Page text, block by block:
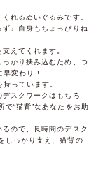
れるぬいぐるみです。
』自身もちょっぴりね
えてくれます。
かり挟み込むため、つ
早変わり !
っています。
スクワークはもちろ
で“猫背”なあなたをお助
ので、長時間のデスク
しっかり支え、猫背の